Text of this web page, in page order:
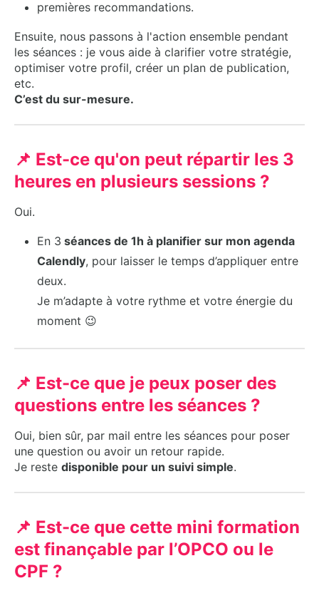
premières recommandations.
Ensuite, nous passons à l'action ensemble pendant
les séances : je vous aide à clarifier votre stratégie,
optimiser votre profil, créer un plan de publication,
etc.
C’est du sur-mesure.
📌 Est-ce qu'on peut répartir les 3
heures en plusieurs sessions ?
Oui.
En 3 séances de 1h à planifier sur mon agenda
Calendly, pour laisser le temps d’appliquer entre
deux.
Je m’adapte à votre rythme et votre énergie du
moment 😉
📌 Est-ce que je peux poser des
questions entre les séances ?
Oui, bien sûr, par mail entre les séances pour poser
une question ou avoir un retour rapide.
Je reste disponible pour un suivi simple.
📌 Est-ce que cette mini formation
est finançable par l’OPCO ou le
CPF ?